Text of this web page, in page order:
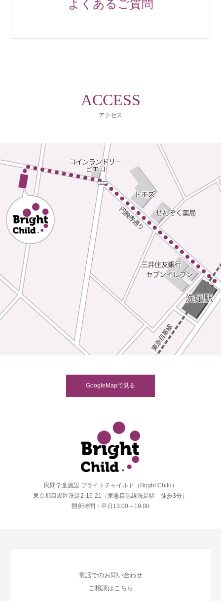
よくあるご質問
ACCESS
アクセス
GoogleMapで見る
民間学童施設 ブライトチャイルド（Bright Child）
東京都目黒区洗足2-16-21（東急目黒線洗足駅 徒歩3分）
開所時間：平日13:00～19:00
電話でのお問い合わせ
ご相談はこちら